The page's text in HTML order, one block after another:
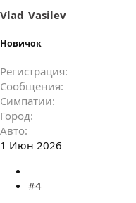
Vlad_Vasilev
Новичок
Регистрация
Сообщения
Симпатии
Город
Авто
1 Июн 2026
#4